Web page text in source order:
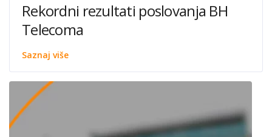
Rekordni rezultati poslovanja BH
Telecoma
Saznaj više